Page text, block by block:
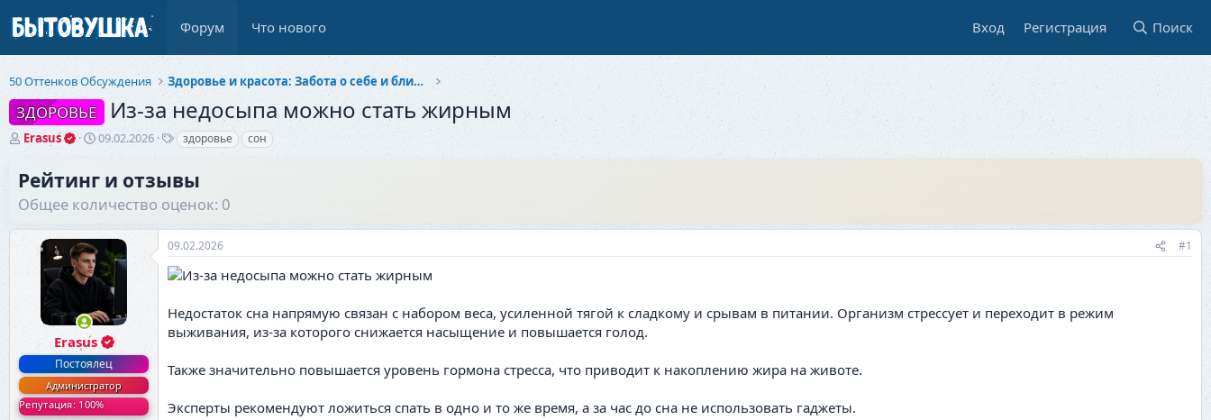
Форум Что нового Вход Регистрация Поиск
50 Оттенков Обсуждения Здоровье и красота: Забота о себе и близких
ЗДОРОВЬЕ Из-за недосыпа можно стать жирным
А
о
р
е
Erasus
Д
н
ч
а
л
а
09.02.2026
Т
и
здоровье сон
Рейтинг и отзывы
Общее количество оценок: 0
Erasus
Постоялец
Администратор
Репутация: 100%
09.02.2026 #1
Недостаток сна напрямую связан с набором веса, усиленной тягой к сладкому и срывам в питании. Организм стрессует и переходит в режим
выживания, из-за которого снижается насыщение и повышается голод.
Также значительно повышается уровень гормона стресса, что приводит к накоплению жира на животе.
Эксперты рекомендуют ложиться спать в одно и то же время, а за час до сна не использовать гаджеты.